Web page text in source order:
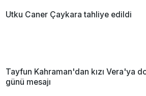
Utku Caner Çaykara tahliye edildi
Tayfun Kahraman'dan kızı Vera'ya
günü mesajı